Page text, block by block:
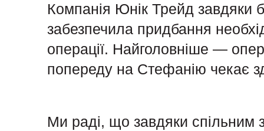
Компанія Юнік Трейд завдяки
забезпечила придбання
операції. Найголовніше —
попереду на Стефанію чекає
Ми раді, що завдяки